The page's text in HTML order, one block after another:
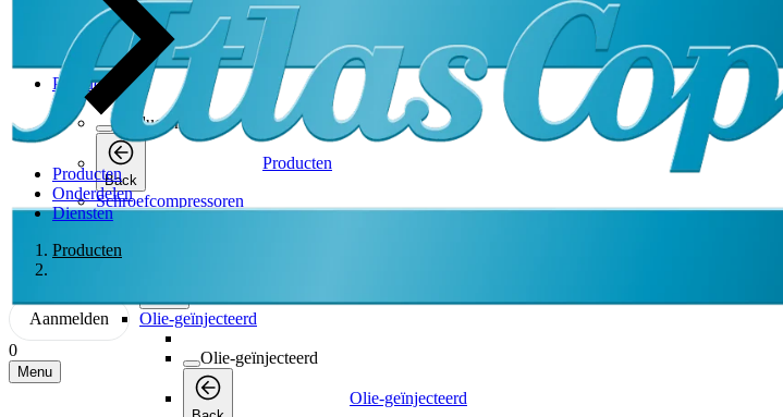
Producten
Onderdelen
Diensten
Producten
Aanmelden
0
Menu
Producten
Producten
Back
Producten
Schroefcompressoren
Back
Olie-geïnjecteerd
Olie-geïnjecteerd
Olie-geïnjecteerd